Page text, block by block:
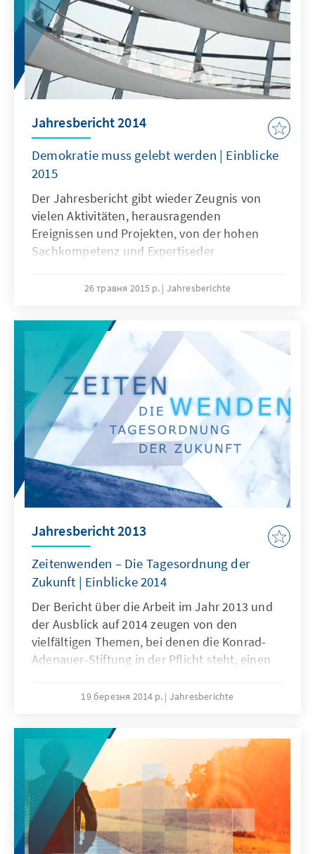
Jahresbericht 2014
Demokratie muss gelebt werden | Einblicke
2015
Der Jahresbericht gibt wieder Zeugnis von
vielen Aktivitäten, herausragenden
Ereignissen und Projekten, von der hohen
Sachkompetenz und Expertiseder
weltweiten Engagement für Demokratie,
Rechtsstaatlichkeit. Sie alle habenunseren
großen Dank mehr als verdient.
26 травня 2015 р. Jahresberichte
Jahresbericht 2013
Zeitenwenden – Die Tagesordnung der
Zukunft | Einblicke 2014
Der Bericht über die Arbeit im Jahr 2013 und
der Ausblick auf 2014 zeugen von den
vielfältigen Themen, bei denen die Konrad-
Adenauer-Stiftung in der Pflicht steht, einen
sowie zum besseren Verständnis und zur
Hierzu zählen die Digitalisierung, Demografie
und Migration. Darüber hinaus thematisieren
wir auch die langfristigen Kontinuitäten und
stellen unser Jahresmotiv „Zeitenwenden -
Die Tagesordnung der Zukunft“ vor, das
unsere Arbeit im Jahr 2014 maßgeblich lenkt.
19 березня 2014 р. Jahresberichte